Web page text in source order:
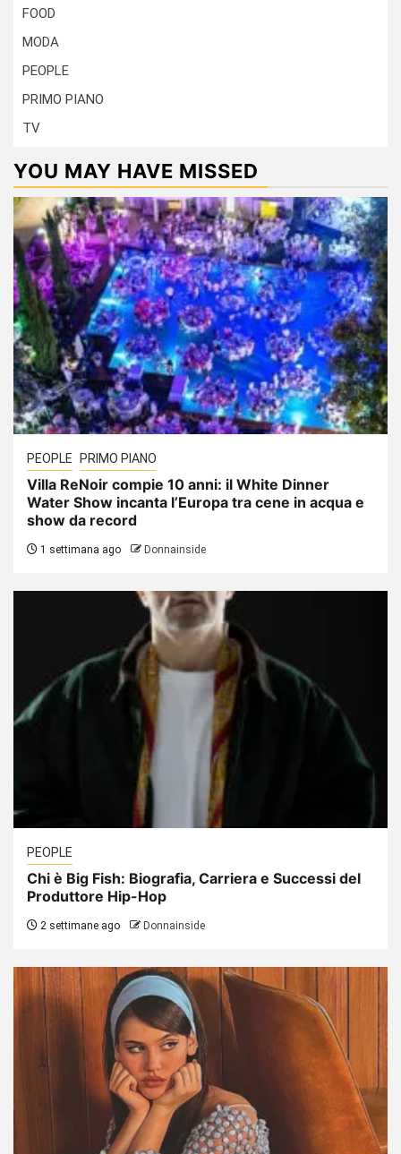
FOOD
MODA
PEOPLE
PRIMO PIANO
TV
YOU MAY HAVE MISSED
PEOPLE PRIMO PIANO
Villa ReNoir compie 10 anni: il White Dinner
Water Show incanta l’Europa tra cene in acqua e
show da record
1 settimana ago Donnainside
PEOPLE
Chi è Big Fish: Biografia, Carriera e Successi del
Produttore Hip-Hop
2 settimane ago Donnainside